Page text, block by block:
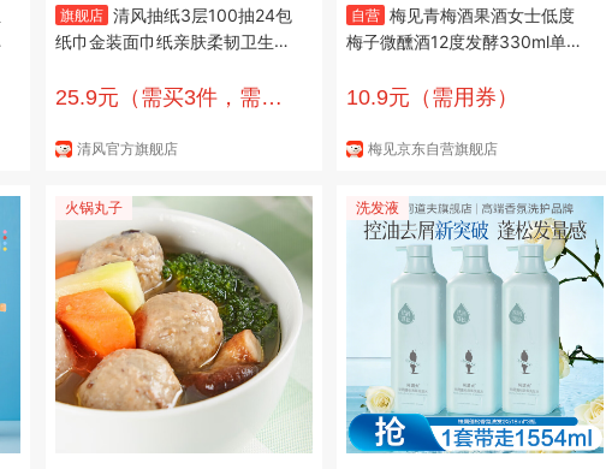
旗舰店 清风抽纸3层100抽24包
纸巾金装面巾纸亲肤柔韧卫生
包
25.9元（需买3件，需用
清风官方旗舰店
自营 梅见青梅酒果酒女士低度
梅子微醺酒12度发酵330ml单瓶
10.9元（需用券）
梅见京东自营旗舰店
火锅丸子 洗发液